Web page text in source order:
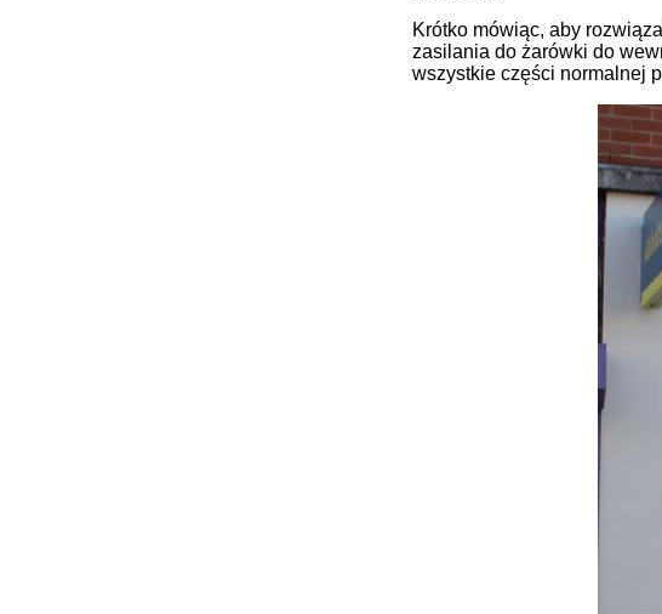
Krótko mówiąc, aby
zasilania do żarówki do
wszystkie części normalnej